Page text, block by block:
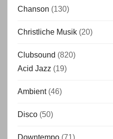
Chanson (130)
Christliche Musik (20)
Clubsound (820)
Acid Jazz (19)
Ambient (46)
Disco (50)